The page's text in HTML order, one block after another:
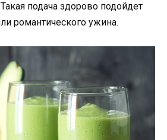
подача здорово подойдет
романтического ужина.